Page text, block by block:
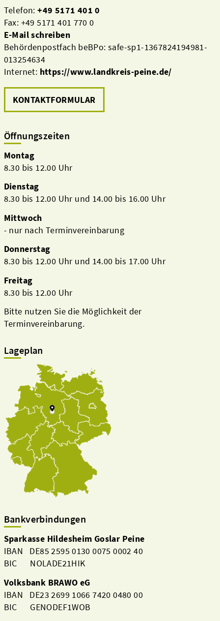
Telefon:+49 5171 401 0
Fax: +49 5171 401 770 0
E-Mail schreiben
Behördenpostfach beBPo: safe-sp1-1367824194981-
013254634
Internet: https://www.landkreis-peine.de/
KONTAKTFORMULAR
Öffnungszeiten
Montag
8.30 bis 12.00 Uhr
Dienstag
8.30 bis 12.00 Uhr und 14.00 bis 16.00 Uhr
Mittwoch
- nur nach Terminvereinbarung
Donnerstag
8.30 bis 12.00 Uhr und 14.00 bis 17.00 Uhr
Freitag
8.30 bis 12.00 Uhr
Bitte nutzen Sie die Möglichkeit der
Terminvereinbarung.
Lageplan
Bankverbindungen
Sparkasse Hildesheim Goslar Peine
IBAN DE85 2595 0130 0075 0002 40
BIC NOLADE21HIK
Volksbank BRAWO eG
IBAN DE23 2699 1066 7420 0480 00
BIC GENODEF1WOB